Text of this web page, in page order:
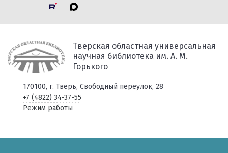
Тверская областная универсальная
научная библиотека им. А. М.
Горького
170100, г. Тверь, Свободный переулок, 28
+7 (4822) 34-37-55
Режим работы